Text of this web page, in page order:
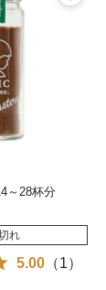
～28杯分
れ
5.00 （1）